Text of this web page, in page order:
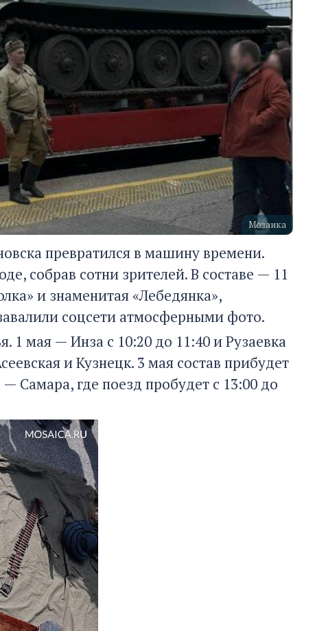
Мозаика
превратился в машину времени.
собрав сотни зрителей. В составе — 11
и знаменитая «Лебедянка»,
соцсети атмосферными фото.
мая — Инза с 10:20 до 11:40 и Рузаевка
и Кузнецк. 3 мая состав прибудет
Самара, где поезд пробудет с 13:00 до